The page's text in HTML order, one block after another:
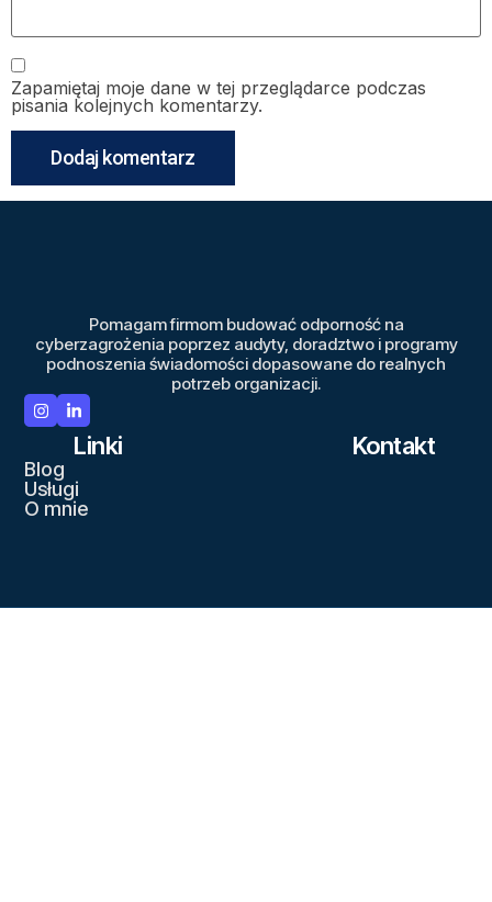
Zapamiętaj moje dane w tej przeglądarce podczas
pisania kolejnych komentarzy.
Pomagam firmom budować odporność na
cyberzagrożenia poprzez audyty, doradztwo i programy
podnoszenia świadomości dopasowane do realnych
potrzeb organizacji.
Linki
Blog
Usługi
O mnie
Kontakt